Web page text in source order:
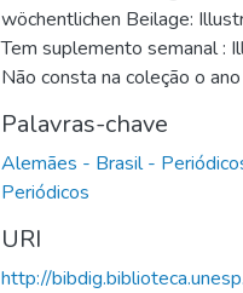
wöchentlichen Beilage:
Tem suplemento semanal :
Não consta na coleção o
Palavras-chave
Alemães - Brasil -
Periódicos
URI
http://